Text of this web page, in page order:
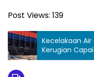
Post Views: 139
Kecelakaan Air
Kerugian Capai